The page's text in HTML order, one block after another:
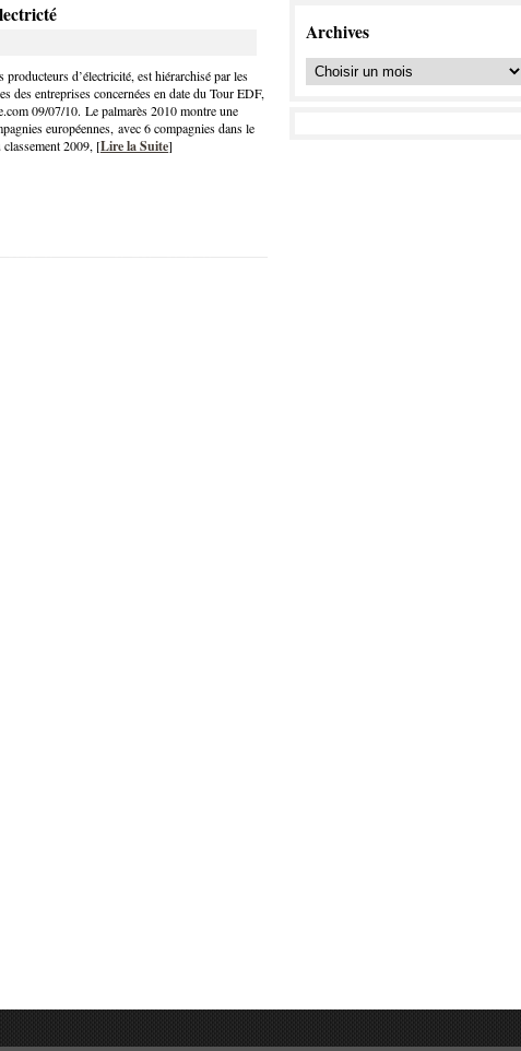
producteurs d’électricité, est hiérarchisé par les
des entreprises concernées en date du Tour EDF,
09/07/10. Le palmarès 2010 montre une
européennes, avec 6 compagnies dans le
2009, [Lire la Suite]
Archives